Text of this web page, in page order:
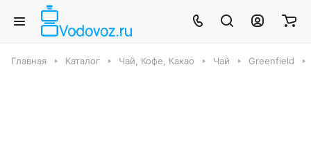
Главная Каталог Чай, Кофе, Какао Чай Greenfield